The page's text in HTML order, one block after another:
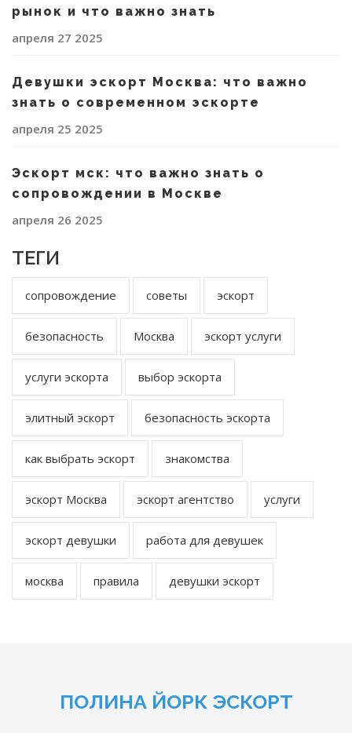
рынок и что важно знать
апреля 27 2025
Девушки эскорт Москва: что важно
знать о современном эскорте
апреля 25 2025
Эскорт мск: что важно знать о
сопровождении в Москве
апреля 26 2025
ТЕГИ
сопровождение советы эскорт
безопасность Москва эскорт услуги
услуги эскорта выбор эскорта
элитный эскорт безопасность эскорта
как выбрать эскорт знакомства
эскорт Москва эскорт агентство услуги
эскорт девушки работа для девушек
москва правила девушки эскорт
ПОЛИНА ЙОРК ЭСКОРТ